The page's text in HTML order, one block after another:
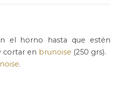
el horno hasta que estén
cortar en brunoise (250 grs).
.